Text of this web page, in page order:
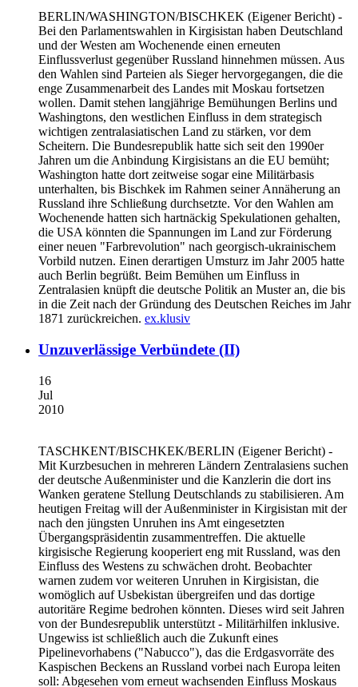
BERLIN/WASHINGTON/BISCHKEK (Eigener Bericht) -
Bei den Parlamentswahlen in Kirgisistan haben Deutschland
und der Westen am Wochenende einen erneuten
Einflussverlust gegenüber Russland hinnehmen müssen. Aus
den Wahlen sind Parteien als Sieger hervorgegangen, die die
enge Zusammenarbeit des Landes mit Moskau fortsetzen
wollen. Damit stehen langjährige Bemühungen Berlins und
Washingtons, den westlichen Einfluss in dem strategisch
wichtigen zentralasiatischen Land zu stärken, vor dem
Scheitern. Die Bundesrepublik hatte sich seit den 1990er
Jahren um die Anbindung Kirgisistans an die EU bemüht;
Washington hatte dort zeitweise sogar eine Militärbasis
unterhalten, bis Bischkek im Rahmen seiner Annäherung an
Russland ihre Schließung durchsetzte. Vor den Wahlen am
Wochenende hatten sich hartnäckig Spekulationen gehalten,
die USA könnten die Spannungen im Land zur Förderung
einer neuen "Farbrevolution" nach georgisch-ukrainischem
Vorbild nutzen. Einen derartigen Umsturz im Jahr 2005 hatte
auch Berlin begrüßt. Beim Bemühen um Einfluss in
Zentralasien knüpft die deutsche Politik an Muster an, die bis
in die Zeit nach der Gründung des Deutschen Reiches im Jahr
1871 zurückreichen. ex.klusiv
Unzuverlässige Verbündete (II)
16
Jul
2010
TASCHKENT/BISCHKEK/BERLIN (Eigener Bericht) -
Mit Kurzbesuchen in mehreren Ländern Zentralasiens suchen
der deutsche Außenminister und die Kanzlerin die dort ins
Wanken geratene Stellung Deutschlands zu stabilisieren. Am
heutigen Freitag will der Außenminister in Kirgisistan mit der
nach den jüngsten Unruhen ins Amt eingesetzten
Übergangspräsidentin zusammentreffen. Die aktuelle
kirgisische Regierung kooperiert eng mit Russland, was den
Einfluss des Westens zu schwächen droht. Beobachter
warnen zudem vor weiteren Unruhen in Kirgisistan, die
womöglich auf Usbekistan übergreifen und das dortige
autoritäre Regime bedrohen könnten. Dieses wird seit Jahren
von der Bundesrepublik unterstützt - Militärhilfen inklusive.
Ungewiss ist schließlich auch die Zukunft eines
Pipelinevorhabens ("Nabucco"), das die Erdgasvorräte des
Kaspischen Beckens an Russland vorbei nach Europa leiten
soll: Abgesehen vom erneut wachsenden Einfluss Moskaus